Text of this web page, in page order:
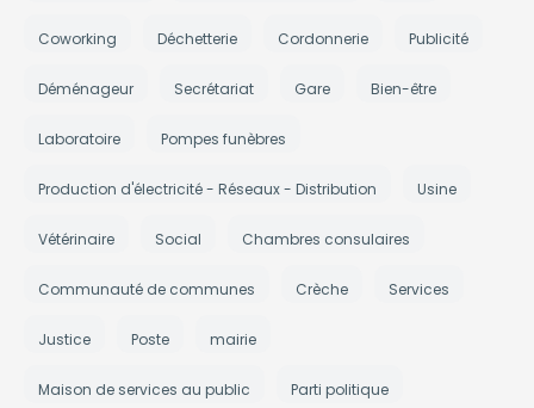
Coworking Déchetterie Cordonnerie Publicité
Déménageur Secrétariat Gare Bien-être
Laboratoire Pompes funèbres
Production d'électricité - Réseaux - Distribution Usine
Vétérinaire Social Chambres consulaires
Communauté de communes Crèche Services
Justice Poste mairie
Maison de services au public Parti politique